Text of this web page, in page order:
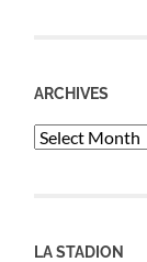
ARCHIVES
Archives
LA STADION